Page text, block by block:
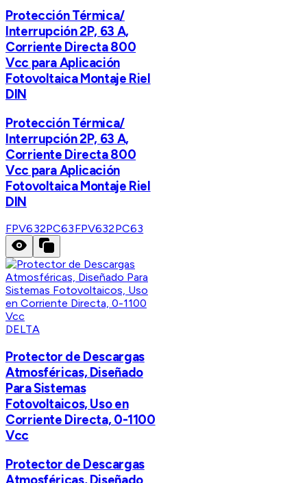
Protección Térmica/
Interrupción 2P, 63 A,
Corriente Directa 800
Vcc para Aplicación
Fotovoltaica Montaje Riel
DIN
Protección Térmica/
Interrupción 2P, 63 A,
Corriente Directa 800
Vcc para Aplicación
Fotovoltaica Montaje Riel
DIN
FPV632PC63FPV632PC63
DELTA
Protector de Descargas
Atmosféricas, Diseñado
Para Sistemas
Fotovoltaicos, Uso en
Corriente Directa, 0-1100
Vcc
Protector de Descargas